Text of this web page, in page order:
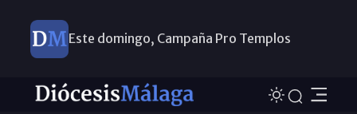
Este domingo, Campaña Pro Templos